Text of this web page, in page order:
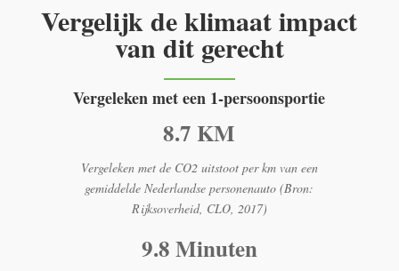
Vergelijk de klimaat impact
van dit gerecht
Vergeleken met een 1-persoonsportie
8.7 KM
Vergeleken met de CO2 uitstoot per km van een
gemiddelde Nederlandse personenauto (Bron:
Rijksoverheid, CLO, 2017)
9.8 Minuten